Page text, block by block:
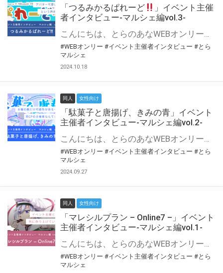
「つるみかるぱれーど
」イベント主催
者インタビュー-マルシェ編vol.3-
こんにちは、とらのあなWEBオンリー運営スタッフです。 新たにお届けする、イベント主催者インタビュー-マルシェ編-は、 とらのあなWEBオンリー「マルシェ」をご利用した主催様に 「マルシェ」を使って開催した感想や心がけをお聞きする企画です。 今回は、WEBオンリー初開催「つるみかるぱれーど
#WEBオンリー #イベント主催者インタビュー #とら
マルシェ
2024.10.18
同人 女性向け
「駄菓子と唐揚げ、きみの青」イベント
主催者インタビュー-マルシェ編vol.2-
こんにちは、とらのあなWEBオンリー運営スタッフです。 新たにお届けする、イベント主催者インタビュー-マルシェ編-は、 とらのあなWEBオンリー「マルシェ」をご利用の主催様に 「マルシェ」を使ってイベントを開催した感想や心がけをお聞きする企画です。 今回は、WEBオンリー初開催「駄菓子と唐揚げ、きみの青」より、 主催のぎこ六屋様にお話を伺いました。 協力：ぎこ六屋様／イベント公式Twitter（@krkgwks） とらのあなWEBオンリー「マルシェ」とは？ WEBオンリーでリアルタイムでコミュニケーションがとれるオンライン会場です。
#WEBオンリー #イベント主催者インタビュー #とら
マルシェ
2024.09.27
同人 女性向け
「マレシルプラン – Online7 –」イベント
主催者インタビュー-マルシェ編vol.1-
こんにちは、とらのあなWEBオンリー運営スタッフです。 新たにお届けする、イベント主催者インタビュー-マルシェ編-は、 とらのあなWEBオンリー「マルシェ」をご利用した主催様に 「マルシェ」を使って開催した感想や心がけをお聞きする企画です。 今回は、WEBオンリー開催7回目迎えた「マレシルプラン – Online7 –」より、 主催の玉川うた様にお話を伺いました。 ▼マレシルプランのインタビュー前回記事 「イベント主催者インタビュー vol.6」はこちら 協力：玉川うた様（マレシルプラン実行委員会 代表）／イベント公式Twitter（@mallesil_plan） とらのあなWEBオンリー「マルシェ」とは？ WEBオンリーでリアルタイムでコミュニケーションがとれるオンライン会場です。
#WEBオンリー #イベント主催者インタビュー #とら
マルシェ